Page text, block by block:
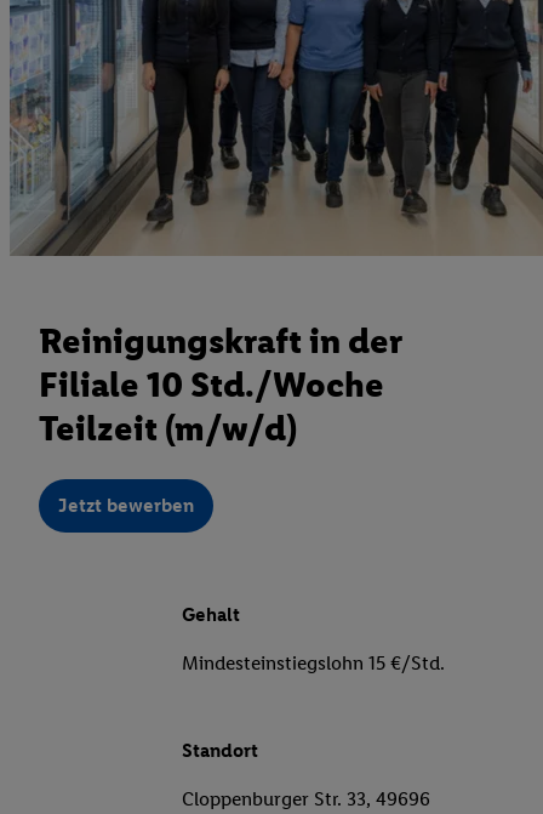
Reinigungskraft in der
Filiale 10 Std./Woche
Teilzeit (m/w/d)
Jetzt bewerben
Gehalt
Mindesteinstiegslohn 15 €/Std.
Standort
Cloppenburger Str. 33, 49696